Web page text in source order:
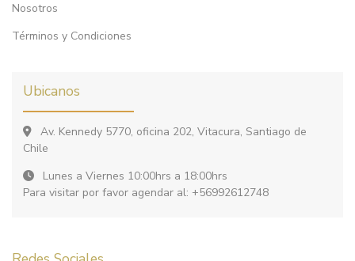
Nosotros
Términos y Condiciones
Ubicanos
Av. Kennedy 5770, oficina 202, Vitacura, Santiago de
Chile
Lunes a Viernes 10:00hrs a 18:00hrs
Para visitar por favor agendar al: +56992612748